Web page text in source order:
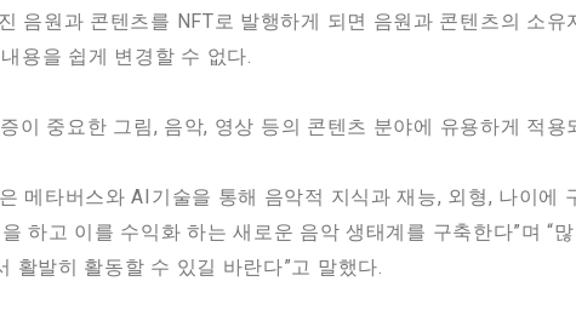
음원과 콘텐츠를 NFT로 발행하게 되면 음원과 콘텐츠의 소
용을 쉽게 변경할 수 없다.
이 중요한 그림, 음악, 영상 등의 콘텐츠 분야에 유용하게 적용
메타버스와 AI기술을 통해 음악적 지식과 재능, 외형, 나이에
하고 이를 수익화 하는 새로운 음악 생태계를 구축한다”며 “
활발히 활동할 수 있길 바란다”고 말했다.